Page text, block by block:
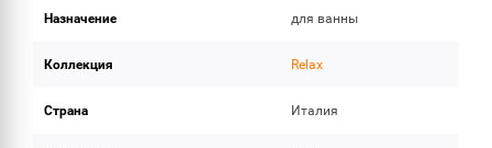
Назначение для ванны
Коллекция Relax
Страна Италия